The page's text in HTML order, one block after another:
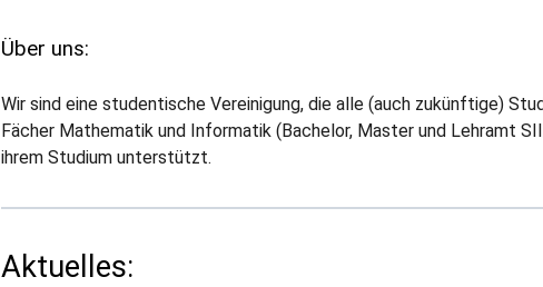
Über uns:
Wir sind eine studentische Vereinigung, die alle (auch zukünftige)
Fächer Mathematik und Informatik (Bachelor, Master und Lehramt
ihrem Studium unterstützt.
Aktuelles: